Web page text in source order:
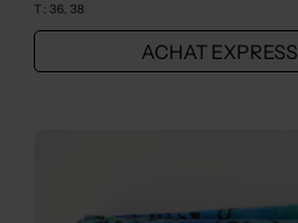
T :36, 38
ACHAT EXPRESS